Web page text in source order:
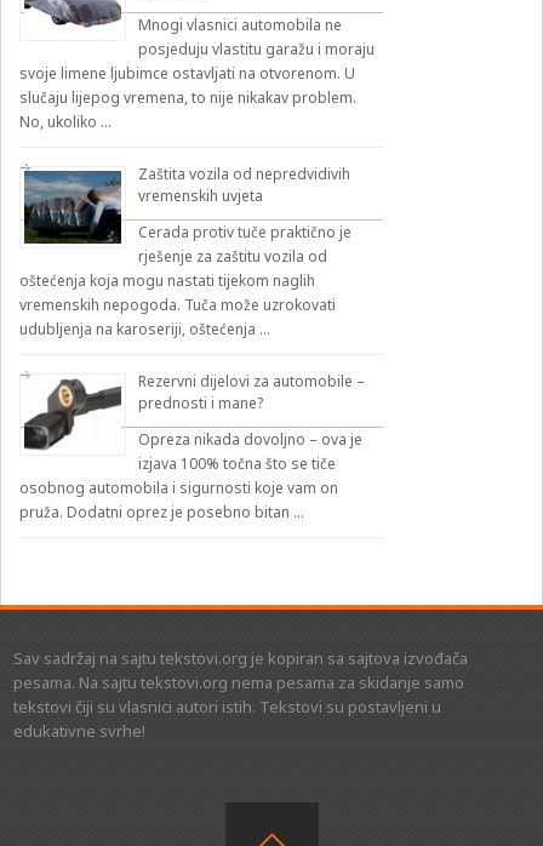
Mnogi vlasnici automobila ne
posjeduju vlastitu garažu i moraju
svoje limene ljubimce ostavljati na otvorenom. U
slučaju lijepog vremena, to nije nikakav problem.
No, ukoliko …
Zaštita vozila od nepredvidivih
vremenskih uvjeta
Cerada protiv tuče praktično je
rješenje za zaštitu vozila od
oštećenja koja mogu nastati tijekom naglih
vremenskih nepogoda. Tuča može uzrokovati
udubljenja na karoseriji, oštećenja …
Rezervni dijelovi za automobile –
prednosti i mane?
Opreza nikada dovoljno – ova je
izjava 100% točna što se tiče
osobnog automobila i sigurnosti koje vam on
pruža. Dodatni oprez je posebno bitan …
Sav sadržaj na sajtu tekstovi.org je kopiran sa sajtova izvođača
pesama. Na sajtu tekstovi.org nema pesama za skidanje samo
tekstovi čiji su vlasnici autori istih. Tekstovi su postavljeni u
edukativne svrhe!